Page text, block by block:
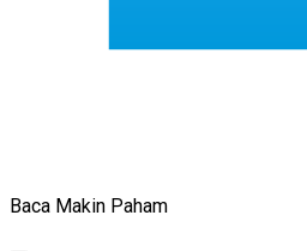
Baca Makin Paham